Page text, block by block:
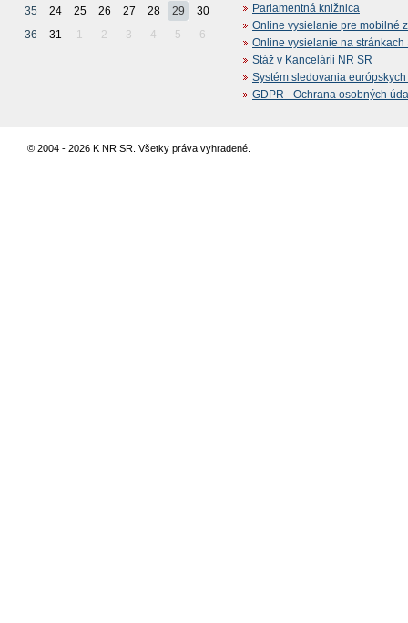
35
24 25 26 27 28 29
30
36
31 1 2 3 4 5 6
Parlamentná knižnica
Online vysielanie pre mobilné
Online vysielanie na stránkach
Stáž v Kancelárii NR SR
Systém sledovania
GDPR - Ochrana osobných
© 2004 - 2026 K NR SR. Všetky práva vyhradené.